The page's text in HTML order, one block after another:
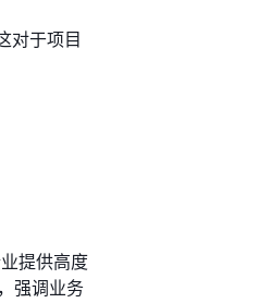
对于项目
提供高度
强调业务